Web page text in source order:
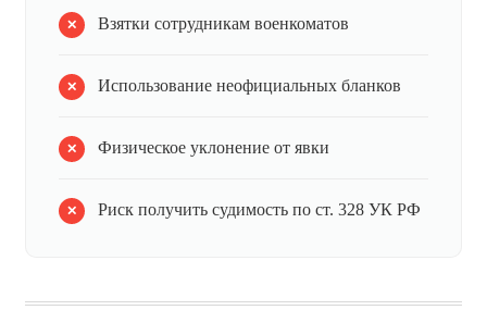
Взятки сотрудникам военкоматов
Использование неофициальных бланков
Физическое уклонение от явки
Риск получить судимость по ст. 328 УК РФ